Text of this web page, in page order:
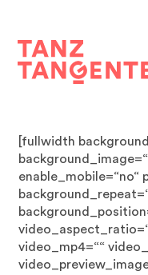
[fullwidth
enable_mobile=“no“
video_mp4=““